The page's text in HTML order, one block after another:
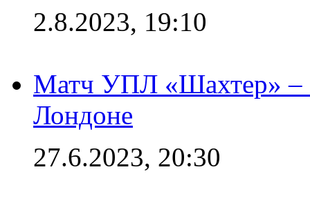
2.8.2023, 19:10
Матч УПЛ «Шахтер» –
Лондоне
27.6.2023, 20:30